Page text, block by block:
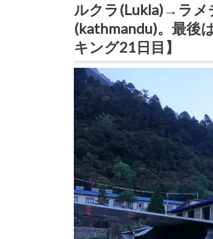
ルクラ(Lukla)→ラメ
(kathmandu)。最後
キング21日目】